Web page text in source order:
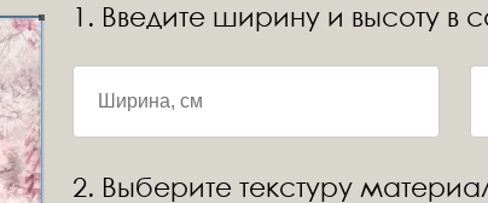
1. Введите ширину и высоту в
2. Выберите текстуру